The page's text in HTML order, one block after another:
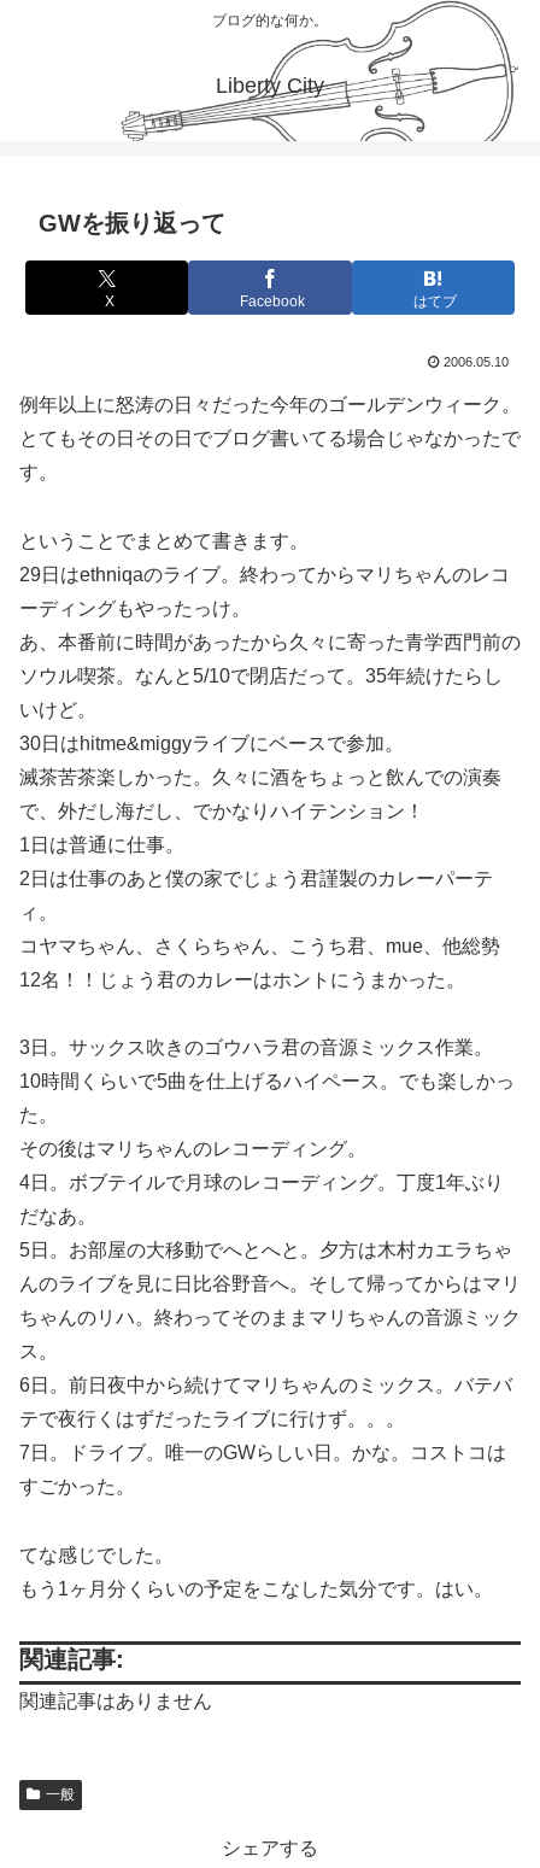
ブログ的な何か。
Liberty City
GWを振り返って
X Facebook はてブ
2006.05.10
例年以上に怒涛の日々だった今年のゴールデンウィーク。
とてもその日その日でブログ書いてる場合じゃなかったで
す。
ということでまとめて書きます。
29日はethniqaのライブ。終わってからマリちゃんのレコ
ーディングもやったっけ。
あ、本番前に時間があったから久々に寄った青学西門前の
ソウル喫茶。なんと5/10で閉店だって。35年続けたらし
いけど。
30日はhitme&miggyライブにベースで参加。
滅茶苦茶楽しかった。久々に酒をちょっと飲んでの演奏
で、外だし海だし、でかなりハイテンション！
1日は普通に仕事。
2日は仕事のあと僕の家でじょう君謹製のカレーパーテ
ィ。
コヤマちゃん、さくらちゃん、こうち君、mue、他総勢
12名！！じょう君のカレーはホントにうまかった。
3日。サックス吹きのゴウハラ君の音源ミックス作業。
10時間くらいで5曲を仕上げるハイペース。でも楽しかっ
た。
その後はマリちゃんのレコーディング。
4日。ボブテイルで月球のレコーディング。丁度1年ぶり
だなあ。
5日。お部屋の大移動でへとへと。夕方は木村カエラちゃ
んのライブを見に日比谷野音へ。そして帰ってからはマリ
ちゃんのリハ。終わってそのままマリちゃんの音源ミック
ス。
6日。前日夜中から続けてマリちゃんのミックス。バテバ
テで夜行くはずだったライブに行けず。。。
7日。ドライブ。唯一のGWらしい日。かな。コストコは
すごかった。
てな感じでした。
もう1ヶ月分くらいの予定をこなした気分です。はい。
関連記事:
関連記事はありません
一般
シェアする